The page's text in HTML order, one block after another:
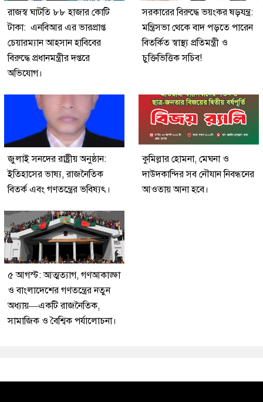
রাজস্ব ঘাটতি ৮৮ হাজার কোটি
টাকা: এনবিআর এর ভারপ্রাপ্ত
চেয়ারম্যান আহসান হাবিবের
বিরুদ্ধে প্রধানমন্ত্রীর দপ্তরে
অভিযোগ।
সরকারের বিরুদ্ধে ভয়ংকর ষড়যন্ত্র:
মন্ত্রিসভা থেকে বাদ পড়তে পারেন
বিতর্কিত স্বাস্থ্য প্রতিমন্ত্রী ও
চুক্তিভিত্তিক সচিব!
জুলাই সনদের রাষ্ট্রীয় অনুষ্ঠান:
ইতিহাসের ভাষ্য, রাজনৈতিক
বিতর্ক এবং গণতন্ত্রের ভবিষ্যৎ।
কুমিল্লার হোমনা, মেঘনা ও
দাউদকান্দির সব নৌযান নিবন্ধনের
আওতায় আনা হবে।
৫ আগস্ট: আত্মত্যাগ, গণআকাঙ্ক্ষা
ও বাংলাদেশের গণতন্ত্রের নতুন
অধ্যায়—একটি রাজনৈতিক,
সামাজিক ও বৈশ্বিক পর্যালোচনা।